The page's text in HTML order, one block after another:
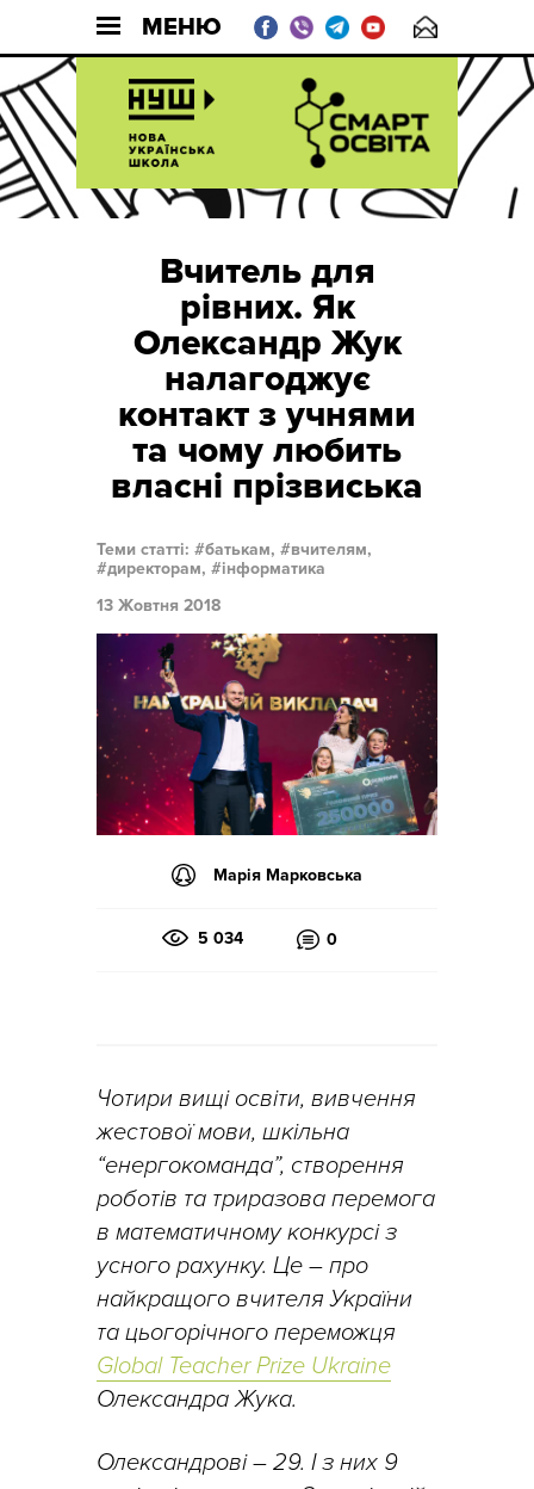
МЕНЮ
Вчитель для
рівних. Як
Олександр Жук
налагоджує
контакт з учнями
та чому любить
власні прізвиська
Теми статті: батькам,
вчителям,
директорам,
інформатика
13 Жовтня 2018
Марія Марковська
5 034 0
Чотири вищі освіти, вивчення
жестової мови, шкільна
“енергокоманда”, створення
роботів та триразова перемога
в математичному конкурсі з
усного рахунку. Це – про
найкращого вчителя України
та цьогорічного переможця
Global Teacher Prize Ukraine
Олександра Жука.
Олександрові – 29. І з них 9